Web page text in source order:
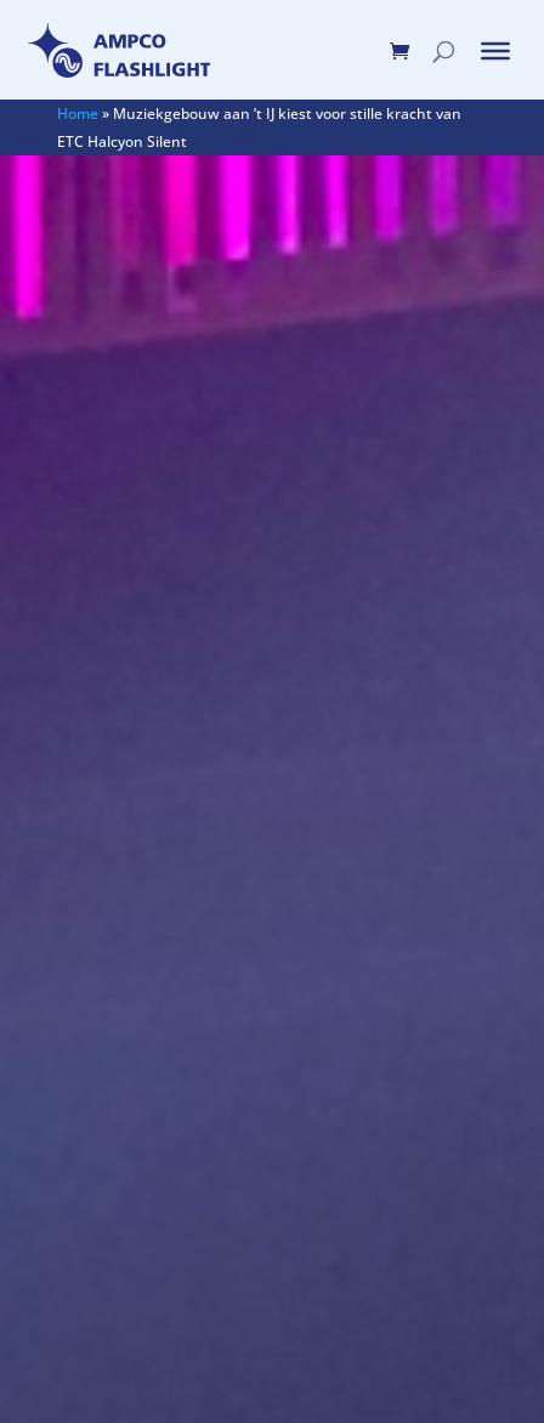
Home» Muziekgebouw aan ’t IJ kiest voor stille kracht van
ETC Halcyon Silent